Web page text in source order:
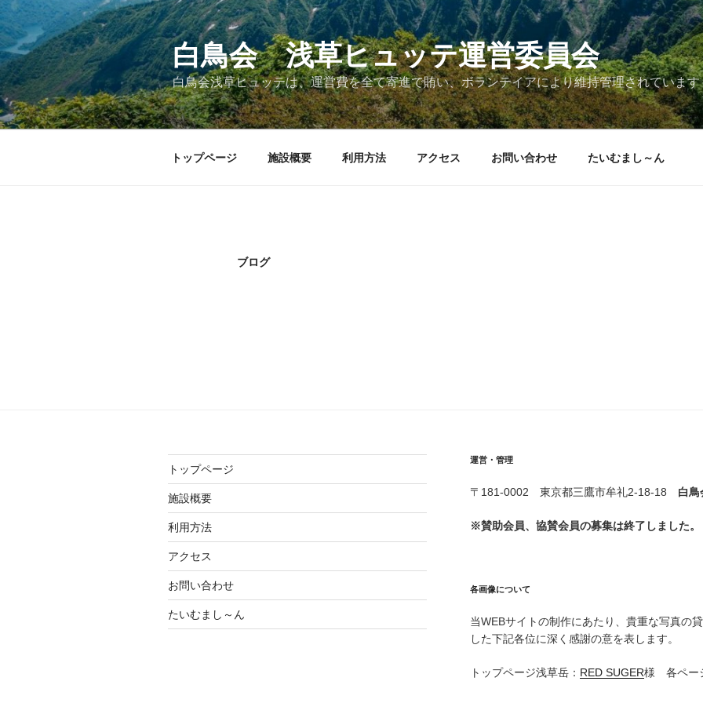
コ
ン
テ
ン
ツ
へ
ス
白鳥会 浅草ヒュッテ運営委員会
白鳥会浅草ヒュッテは、運営費を全て寄進で賄い、ボランテイアにより維持管理されています
トップページ 施設概要 利用方法 アクセス お問い合わせ たいむまし～ん
ブログ
トップページ
施設概要
利用方法
アクセス
お問い合わせ
たいむまし～ん
運営・管理
〒181-0002 東京都三鷹市牟礼2-18-18 白鳥
※賛助会員、協賛会員の募集は終了しました。
各画像について
当WEBサイトの制作にあたり、貴重な写真の
した下記各位に深く感謝の意を表します。
トップページ浅草岳： RED SUGER様 各ペー